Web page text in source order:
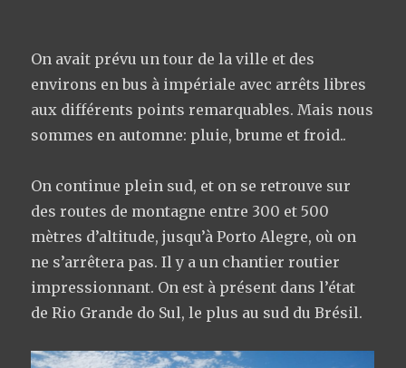
On avait prévu un tour de la ville et des
environs en bus à impériale avec arrêts libres
aux différents points remarquables. Mais nous
sommes en automne: pluie, brume et froid..
On continue plein sud, et on se retrouve sur
des routes de montagne entre 300 et 500
mètres d’altitude, jusqu’à Porto Alegre, où on
ne s’arrêtera pas. Il y a un chantier routier
impressionnant. On est à présent dans l’état
de Rio Grande do Sul, le plus au sud du Brésil.